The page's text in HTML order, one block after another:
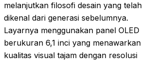
melanjutkan filosofi desain yang telah
dikenal dari generasi sebelumnya.
Layarnya menggunakan panel OLED
berukuran 6,1 inci yang menawarkan
kualitas visual tajam dengan resolusi